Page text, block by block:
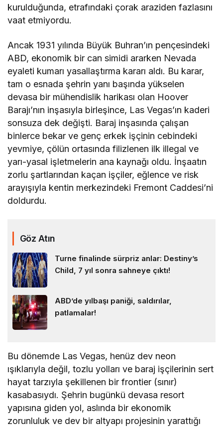
kurulduğunda, etrafındaki çorak araziden fazlasını
vaat etmiyordu.
Ancak 1931 yılında Büyük Buhran’ın pençesindeki
ABD, ekonomik bir can simidi ararken Nevada
eyaleti kumarı yasallaştırma kararı aldı. Bu karar,
tam o esnada şehrin yanı başında yükselen
devasa bir mühendislik harikası olan Hoover
Barajı’nın inşasıyla birleşince, Las Vegas’ın kaderi
sonsuza dek değişti. Baraj inşasında çalışan
binlerce bekar ve genç erkek işçinin cebindeki
yevmiye, çölün ortasında filizlenen ilk illegal ve
yarı-yasal işletmelerin ana kaynağı oldu. İnşaatın
zorlu şartlarından kaçan işçiler, eğlence ve risk
arayışıyla kentin merkezindeki Fremont Caddesi’ni
doldurdu.
Göz Atın
Turne finalinde sürpriz anlar: Destiny’s
Child, 7 yıl sonra sahneye çıktı!
ABD’de yılbaşı paniği, saldırılar,
patlamalar!
Bu dönemde Las Vegas, henüz dev neon
ışıklarıyla değil, tozlu yolları ve baraj işçilerinin sert
hayat tarzıyla şekillenen bir frontier (sınır)
kasabasıydı. Şehrin bugünkü devasa resort
yapısına giden yol, aslında bir ekonomik
zorunluluk ve dev bir altyapı projesinin yarattığı